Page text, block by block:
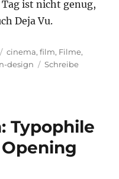
ist nicht genug,
Deja Vu.
Schlagwörter
cinema,film, Filme,
design
Schreibe
Typophile